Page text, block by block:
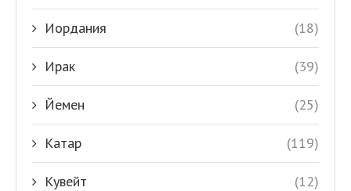
Иордания (18)
Ирак (39)
Йемен (25)
Катар (119)
Кувейт (12)